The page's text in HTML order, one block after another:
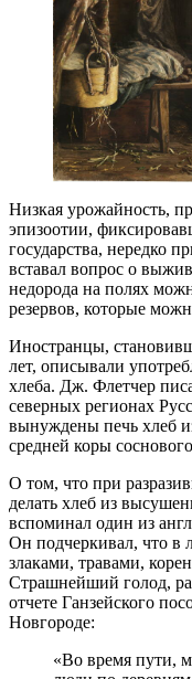
Низкая урожайность,
эпизоотии,
государства, нередко
вставал вопрос о
недорода на полях
резервов, которые
Иностранцы,
лет, описывали
хлеба. Дж. Флетчер
северных регионах
вынуждены печь хлеб
средней коры
О том, что при
делать хлеб из
вспоминал один из
Он подчеркивал, что в
злаками, травами,
Страшнейший голод,
отчете Ганзейского
Новгороде:
«Во время пути,